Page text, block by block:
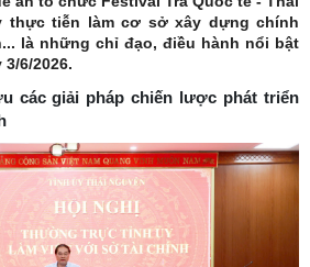
thực tiễn làm cơ sở xây dựng chính
là những chỉ đạo, điều hành nổi bật
6/2026.
các giải pháp chiến lược phát triển